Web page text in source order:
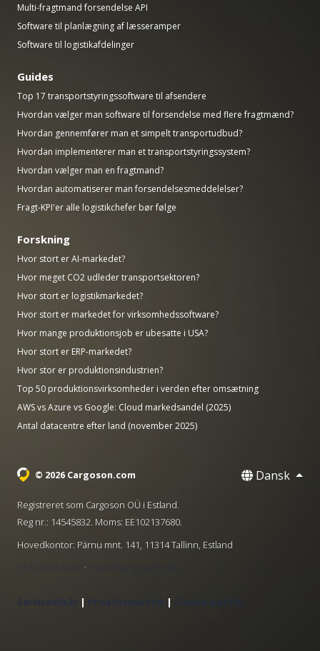
Multi-fragtmand forsendelse API
Software til planlægning af læsseramper
Software til logistikafdelinger
Guides
Top 17 transportstyringssoftware til afsendere
Hvordan vælger man software til forsendelse med flere fragtmænd?
Hvordan gennemfører man et simpelt transportudbud?
Hvordan implementerer man et transportstyringssystem?
Hvordan vælger man en fragtmand?
Hvordan automatiserer man forsendelsesmeddelelser?
Fragt-KPI'er alle logistikchefer bør følge
Forskning
Hvor stort er AI-markedet?
Hvor meget CO2 udleder transportsektoren?
Hvor stort er logistikmarkedet?
Hvor stort er markedet for virksomhedssoftware?
Hvor mange produktionsjob er ubesatte i USA?
Hvor stort er ERP-markedet?
Hvor stor er produktionsindustrien?
Top 50 produktionsvirksomheder i verden efter omsætning
AWS vs Azure vs Google: Cloud markedsandel (2025)
Antal datacentre efter land (november 2025)
© 2026 Cargoson.com Dansk
Registreret som Cargoson OÜ i Estland.
Reg nr.: 14545832. Moms: EE102137680.
Hovedkontor: Pärnu mnt. 141, 11314 Tallinn, Estland
·
| | Cookie-politik